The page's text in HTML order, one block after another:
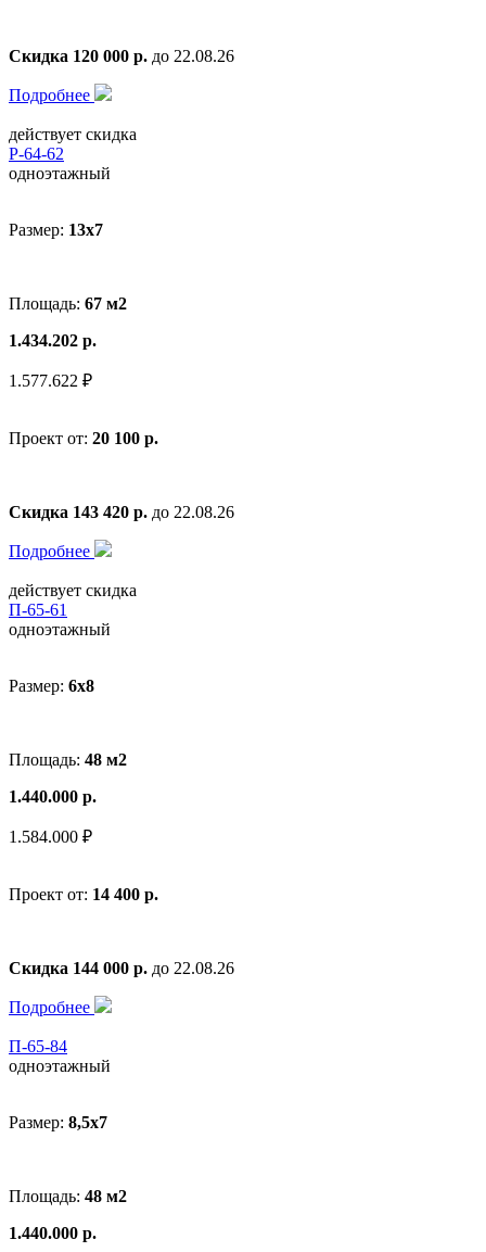
Скидка 120 000 р. до 22.08.26
Подробнее
действует скидка
Р-64-62
одноэтажный
Размер: 13х7
Площадь: 67 м2
1.434.202 р.
1.577.622 ₽
Проект от: 20 100 р.
Скидка 143 420 р. до 22.08.26
Подробнее
действует скидка
П-65-61
одноэтажный
Размер: 6x8
Площадь: 48 м2
1.440.000 р.
1.584.000 ₽
Проект от: 14 400 р.
Скидка 144 000 р. до 22.08.26
Подробнее
П-65-84
одноэтажный
Размер: 8,5x7
Площадь: 48 м2
1.440.000 р.